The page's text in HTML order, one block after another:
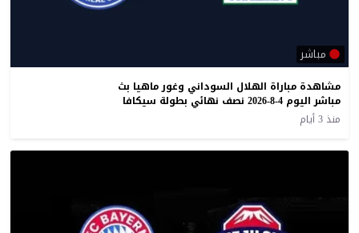
مباشر
مشاهدة مباراة الهلال السوداني وغور ماهيا بث
مباشر اليوم 4-8-2026 نصف نهائي بطولة سيكافا
منذ 3 أيام